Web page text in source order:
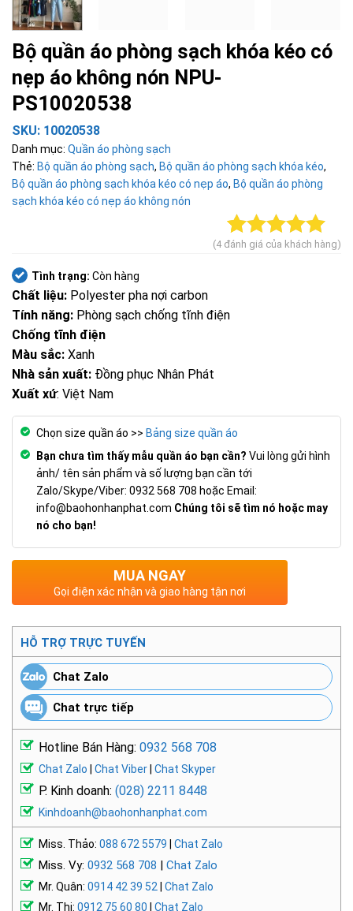
Bộ quần áo phòng sạch khóa kéo có
nẹp áo không nón NPU-
PS10020538
SKU: 10020538
Danh mục: Quần áo phòng sạch
Thẻ: Bộ quần áo phòng sạch, Bộ quần áo phòng sạch khóa kéo,
Bộ quần áo phòng sạch khóa kéo có nẹp áo, Bộ quần áo phòng
sạch khóa kéo có nẹp áo không nón
5.00 trên 5
4
(4đánh giá của khách hàng)
Tình trạng: Còn hàng
Chất liệu: Polyester pha nợi carbon
Tính năng: Phòng sạch chống tĩnh điện
Chống tĩnh điện
Màu sắc: Xanh
Nhà sản xuất: Đồng phục Nhân Phát
Xuất xứ: Việt Nam
Chọn size quần áo >> Bảng size quần áo
Bạn chưa tìm thấy mẫu quần áo bạn cần? Vui lòng gửi hình
ảnh/ tên sản phẩm và số lượng bạn cần tới
Zalo/Skype/Viber: 0932 568 708 hoặc Email:
info@baohonhanphat.com Chúng tôi sẽ tìm nó hoặc may
nó cho bạn!
MUA NGAY
Gọi điện xác nhận và giao hàng tận nơi
HỖ TRỢ TRỰC TUYẾN
Chat Zalo
Chat trực tiếp
Hotline Bán Hàng: 0932 568 708
Chat Zalo Chat Viber Chat Skyper
P. Kinh doanh: (028) 2211 8448
Kinhdoanh@baohonhanphat.com
Miss. Thảo: 088 672 5579 Chat Zalo
Miss. Vy: 0932 568 708 | Chat Zalo
Mr. Quân: 0914 42 39 52
Chat Zalo
Mr. Thi: 0912 75 60 80
Chat Zalo